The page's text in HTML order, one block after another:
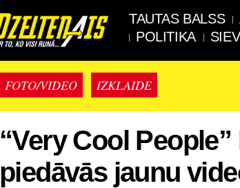
TAUTAS BALSS
POLITIKA
FOTO/VIDEO IZKLAIDE
“Very Cool
piedāvās jaunu